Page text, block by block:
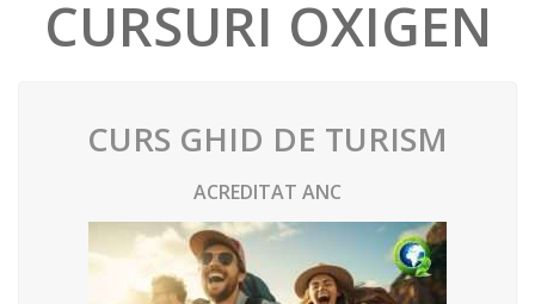
CURSURI OXIGEN
CURS GHID DE TURISM
ACREDITAT ANC